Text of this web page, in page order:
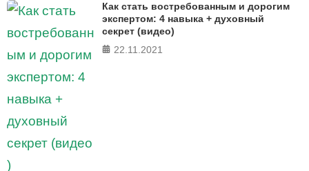
Как стать востребованным и дорогим
экспертом: 4 навыка + духовный
секрет (видео)
22.11.2021